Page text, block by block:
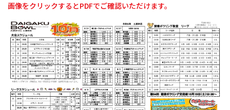
画像をクリックするとPDFでご確認いただけます。